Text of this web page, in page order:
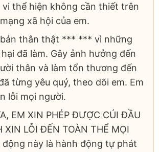
vi thể hiện không cần thiết trên
xã hội của em.
thân thật *** *** vì những
đã làm. Gây ảnh hưởng đến
thân và làm tổn thương đến
từng yêu quý, theo dõi em. Em
lỗi mọi người.
EM XIN PHÉP ĐƯỢC CÚI ĐẦU
XIN LỖI ĐẾN TOÀN THỂ MỌI
động này là hành động tự phát